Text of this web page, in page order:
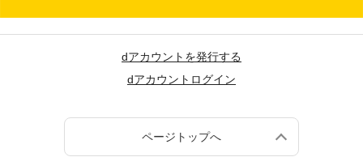
dアカウントを発行する
dアカウントログイン
ページトップへ